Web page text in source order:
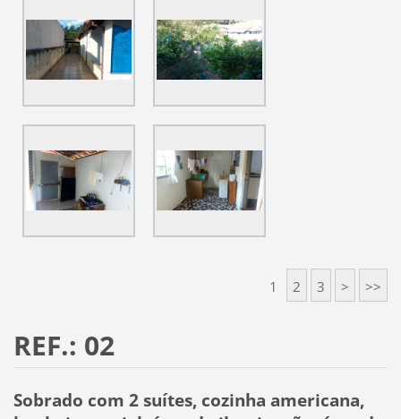
1 2 3 > >>
REF.: 02
Sobrado com 2 suítes, cozinha americana,